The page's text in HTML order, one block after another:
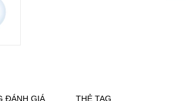
ĐÁNH GIÁ THẺ TAG